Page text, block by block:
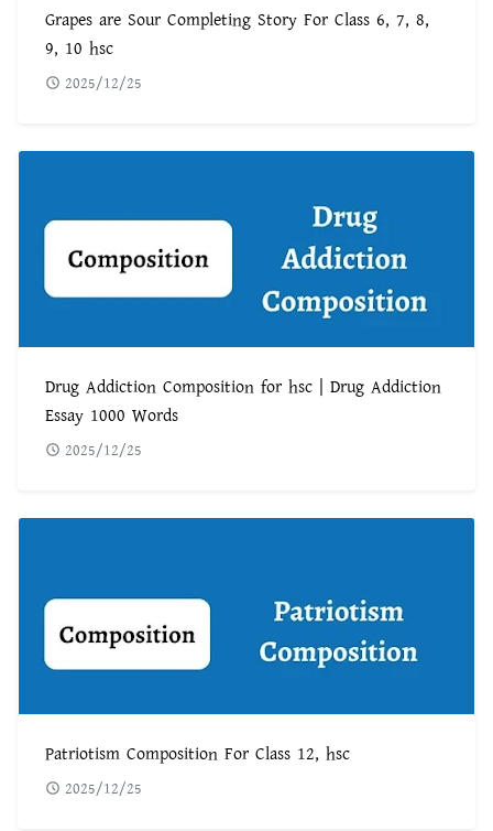
Grapes are Sour Completing Story For Class 6, 7, 8,
9, 10 hsc
2025/12/25
Drug Addiction Composition for hsc | Drug Addiction
Essay 1000 Words
2025/12/25
Patriotism Composition For Class 12, hsc
2025/12/25